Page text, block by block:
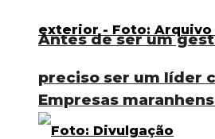
Antes de ser um
preciso ser um líder
Empresas